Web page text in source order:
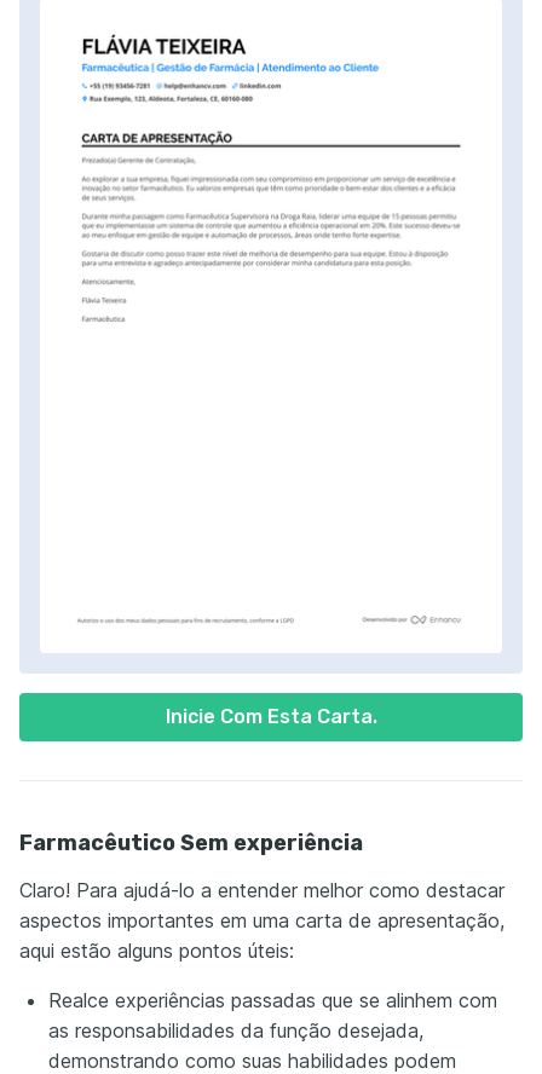
Inicie Com Esta Carta.
Farmacêutico Sem experiência
Claro! Para ajudá-lo a entender melhor como destacar
aspectos importantes em uma carta de apresentação,
aqui estão alguns pontos úteis:
Realce experiências passadas que se alinhem com
as responsabilidades da função desejada,
demonstrando como suas habilidades podem